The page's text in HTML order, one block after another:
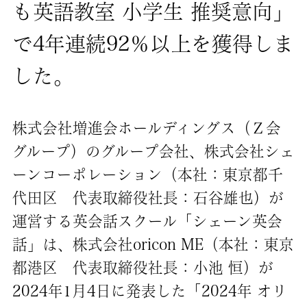
も英語教室 小学生 推奨意向」
で4年連続92％以上を獲得しま
した。
株式会社増進会ホールディングス（Ｚ会
グループ）のグループ会社、株式会社シェ
ーンコーポレーション（本社：東京都千
代田区 代表取締役社長：石谷雄也）が
運営する英会話スクール「シェーン英会
話」は、株式会社oricon ME（本社：東京
都港区 代表取締役社長：小池 恒）が
2024年1月4日に発表した「2024年 オリ